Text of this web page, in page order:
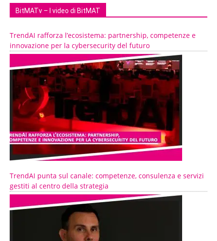
BitMATv – I video di BitMAT
TrendAI rafforza l’ecosistema: partnership, competenze e
innovazione per la cybersecurity del futuro
TrendAI punta sul canale: competenze, consulenza e servizi
gestiti al centro della strategia